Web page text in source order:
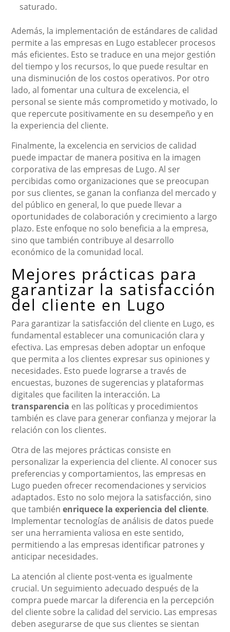
saturado.
Además, la implementación de estándares de calidad
permite a las empresas en Lugo establecer procesos
más eficientes. Esto se traduce en una mejor gestión
del tiempo y los recursos, lo que puede resultar en
una disminución de los costos operativos. Por otro
lado, al fomentar una cultura de excelencia, el
personal se siente más comprometido y motivado, lo
que repercute positivamente en su desempeño y en
la experiencia del cliente.
Finalmente, la excelencia en servicios de calidad
puede impactar de manera positiva en la imagen
corporativa de las empresas de Lugo. Al ser
percibidas como organizaciones que se preocupan
por sus clientes, se ganan la confianza del mercado y
del público en general, lo que puede llevar a
oportunidades de colaboración y crecimiento a largo
plazo. Este enfoque no solo beneficia a la empresa,
sino que también contribuye al desarrollo
económico de la comunidad local.
Mejores prácticas para
garantizar la satisfacción
del cliente en Lugo
Para garantizar la satisfacción del cliente en Lugo, es
fundamental establecer una comunicación clara y
efectiva. Las empresas deben adoptar un enfoque
que permita a los clientes expresar sus opiniones y
necesidades. Esto puede lograrse a través de
encuestas, buzones de sugerencias y plataformas
digitales que faciliten la interacción. La
transparencia en las políticas y procedimientos
también es clave para generar confianza y mejorar la
relación con los clientes.
Otra de las mejores prácticas consiste en
personalizar la experiencia del cliente. Al conocer sus
preferencias y comportamientos, las empresas en
Lugo pueden ofrecer recomendaciones y servicios
adaptados. Esto no solo mejora la satisfacción, sino
que tambiénenriquece la experiencia del cliente.
Implementar tecnologías de análisis de datos puede
ser una herramienta valiosa en este sentido,
permitiendo a las empresas identificar patrones y
anticipar necesidades.
La atención al cliente post-venta es igualmente
crucial. Un seguimiento adecuado después de la
compra puede marcar la diferencia en la percepción
del cliente sobre la calidad del servicio. Las empresas
deben asegurarse de que sus clientes se sientan